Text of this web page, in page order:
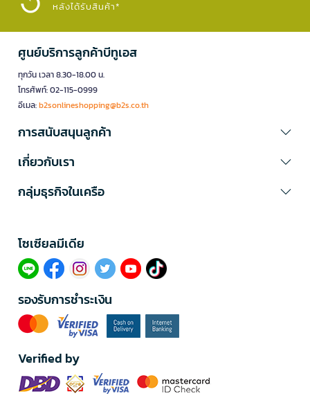
หลังได้รับสินค้า*
ศูนย์บริการลูกค้าบีทูเอส
ทุกวัน เวลา 8.30-18.00 น.
โทรศัพท์: 02-115-0999
อีเมล:b2sonlineshopping@b2s.co.th
การสนับสนุนลูกค้า
เกี่ยวกับเรา
กลุ่มธุรกิจในเครือ
โซเซียลมีเดีย​
รองรับการชำระเงิน
Verified by